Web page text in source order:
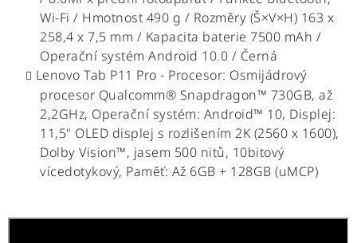
Wi-Fi / Hmotnost 490 g / Rozměry (Š×V×H) 163 x
258,4 x 7,5 mm / Kapacita baterie 7500 mAh /
Operační systém Android 10.0 / Černá
Lenovo Tab P11 Pro - Procesor: Osmijádrový
procesor Qualcomm® Snapdragon™ 730GB, až
2,2GHz, Operační systém: Android™ 10, Displej:
11,5" OLED displej s rozlišením 2K (2560 x 1600),
Dolby Vision™, jasem 500 nitů, 10bitový
vícedotykový, Paměť: Až 6GB + 128GB (uMCP)